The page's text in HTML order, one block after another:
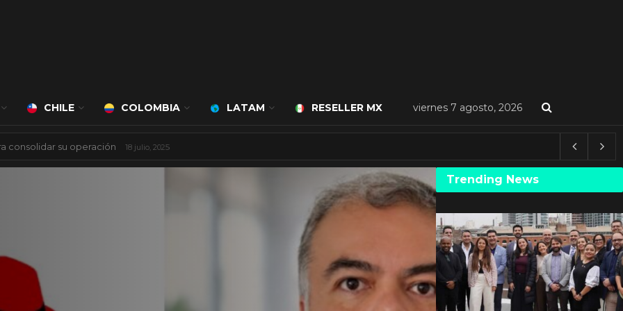
CHILE COLOMBIA LATAM RESELLER MX viernes 7 agosto, 2026
a cargo de Bert Milan 24 marzo, 2026
Trending News